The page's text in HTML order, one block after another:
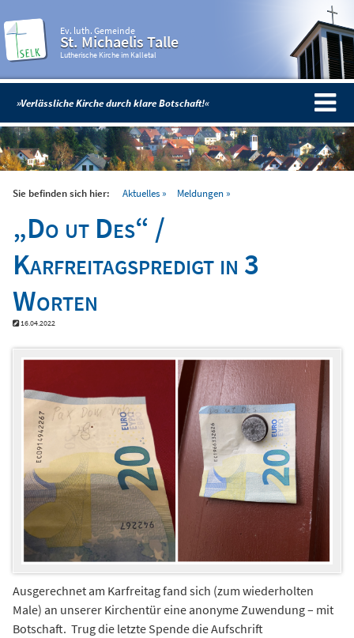
Ev. luth. Gemeinde
St. Michaelis Talle
Lutherische Kirche im Kalletal
»Verlässliche Kirche durch klare Botschaft!«
Sie befinden sich hier: Aktuelles Meldungen
„Do ut Des“ /
Karfreitagspredigt in 3
Worten
16.04.2022
Ausgerechnet am Karfreitag fand sich (zum wiederholten
Male) an unserer Kirchentür eine anonyme Zuwendung – mit
Botschaft. Trug die letzte Spende die Aufschrift